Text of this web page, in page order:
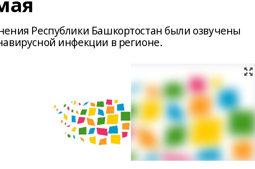
Республики Башкортостан были озвучены
инфекции в регионе.